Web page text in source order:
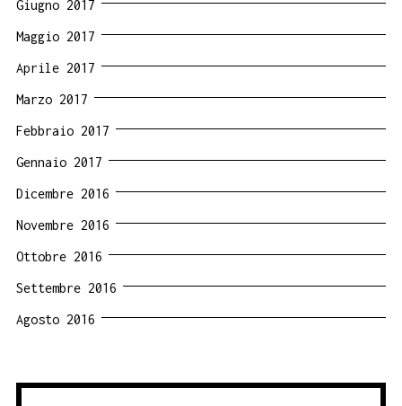
Giugno 2017
Maggio 2017
Aprile 2017
Marzo 2017
Febbraio 2017
Gennaio 2017
Dicembre 2016
Novembre 2016
Ottobre 2016
Settembre 2016
Agosto 2016